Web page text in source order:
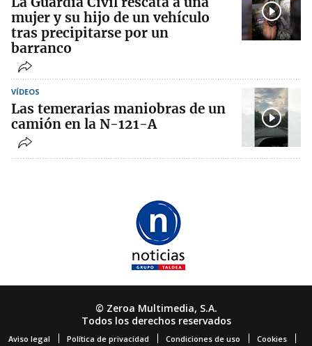
mujer y su hijo de un vehículo
tras precipitarse por un
barranco
VÍDEOS
Las temerarias maniobras de un
camión en la N-121-A
© Zeroa Multimedia, S.A.
Todos los derechos reservados
Aviso legal Política de privacidad Condiciones de uso Cookies